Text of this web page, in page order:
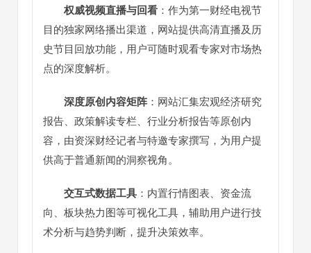
权威视频直播与回看 ：作为第一财经电视节
目的独家网络播出渠道，网站提供高清直播及历
史节目回放功能，用户可随时观看专家对市场热
点的深度解析。
深度原创内容矩阵：网站汇集宏观经济研究
报告、政策解读专栏、行业分析报告等原创内
容，由资深财经记者与特邀专家撰写，为用户提
供高于普通新闻的洞察视角。
交互式数据工具 ：内置行情图表、资金流
向、板块热力图等可视化工具，辅助用户进行技
术分析与趋势判断，提升决策效率。